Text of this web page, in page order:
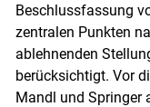
Beschlussfassung
zentralen Punkten
ablehnenden
berücksichtigt. Vor
Mandl und Springer